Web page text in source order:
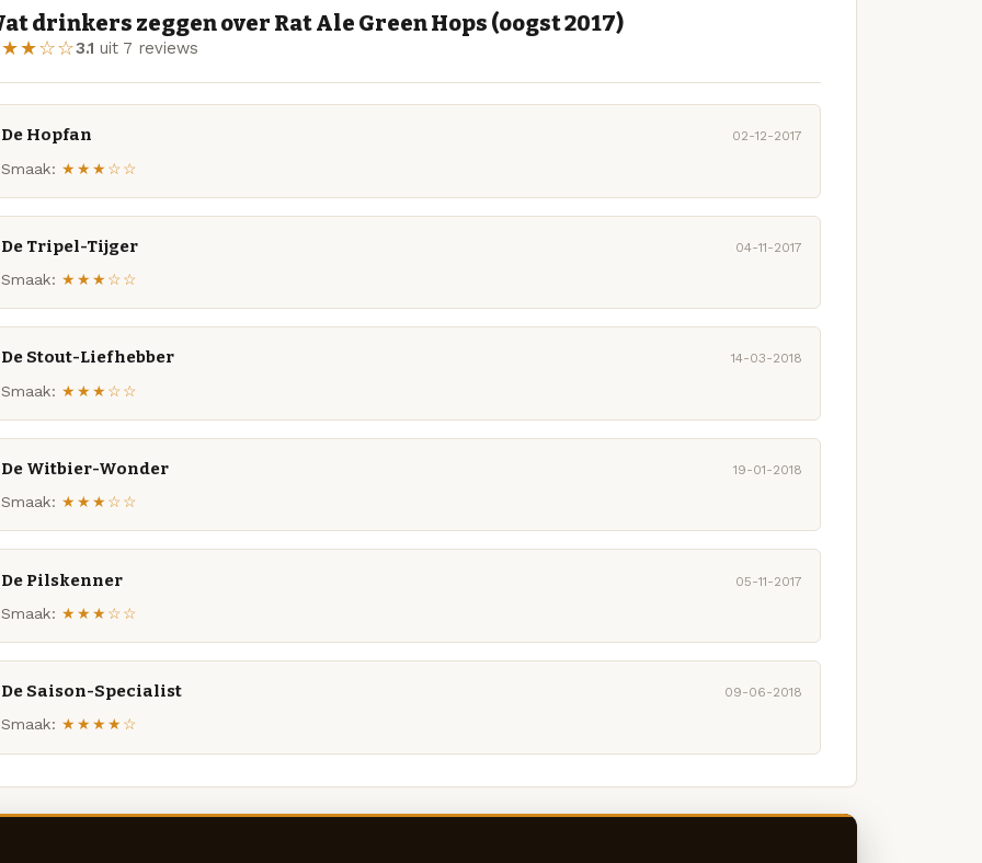
drinkers zeggen over Rat Ale Green Hops (oogst 2017)
3.1 uit 7 reviews
De Hopfan 02-12-2017
Smaak: ★★★☆☆
De Tripel-Tijger 04-11-2017
Smaak: ★★★☆☆
De Stout-Liefhebber 14-03-2018
Smaak: ★★★☆☆
De Witbier-Wonder 19-01-2018
Smaak: ★★★☆☆
De Pilskenner 05-11-2017
Smaak: ★★★☆☆
De Saison-Specialist 09-06-2018
Smaak: ★★★★☆